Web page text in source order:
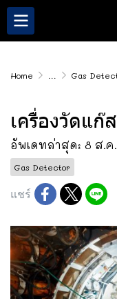
Home Gas
เครื่องวัดแ
อัพเดทล่าสุด: 8 ส.ค
Gas Detector
แชร์